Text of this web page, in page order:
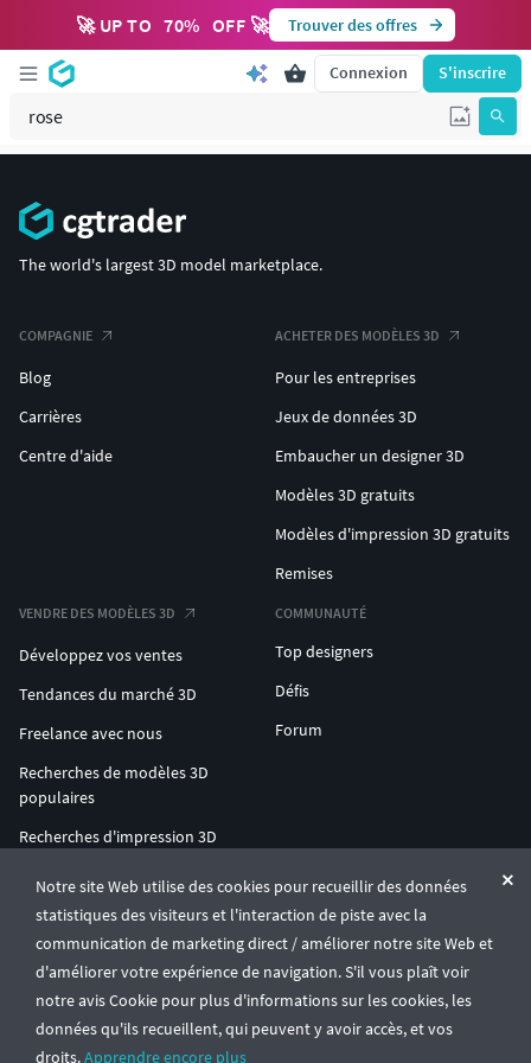
🚀 UP TO 70% OFF 🚀 Trouver des offres
Connexion S'inscrire
Notre site Web utilise des cookies pour recueillir des données
statistiques des visiteurs et l'interaction de piste avec la
communication de marketing direct / améliorer notre site Web et
d'améliorer votre expérience de navigation. S'il vous plaît voir
notre avis Cookie pour plus d'informations sur les cookies, les
données qu'ils recueillent, qui peuvent y avoir accès, et vos
droits.Apprendre encore plus
The world's largest 3D model marketplace.
COMPAGNIE
Blog
Carrières
Centre d'aide
ACHETER DES MODÈLES 3D
Pour les entreprises
Jeux de données 3D
Embaucher un designer 3D
Modèles 3D gratuits
Modèles d'impression 3D gratuits
Remises
VENDRE DES MODÈLES 3D
Développez vos ventes
Tendances du marché 3D
Freelance avec nous
Recherches de modèles 3D
populaires
Recherches d'impression 3D
COMMUNAUTÉ
Top designers
Défis
Forum
ENTERPRISE 3D AT SCALE
© CGTrader 2011-2026
UAB CGTrader, Antakalnio st. 17, Vilnius, Lithuania
Conditions généralesConfidentialité🇫🇷 Français